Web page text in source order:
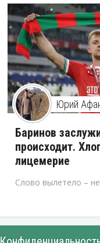
Юрий
Баринов
происходит.
лицемерие
Слово вылетело –